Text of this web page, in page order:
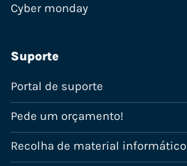
Cyber monday
Suporte
Portal de suporte
Pede um orçamento!
Recolha de material informático